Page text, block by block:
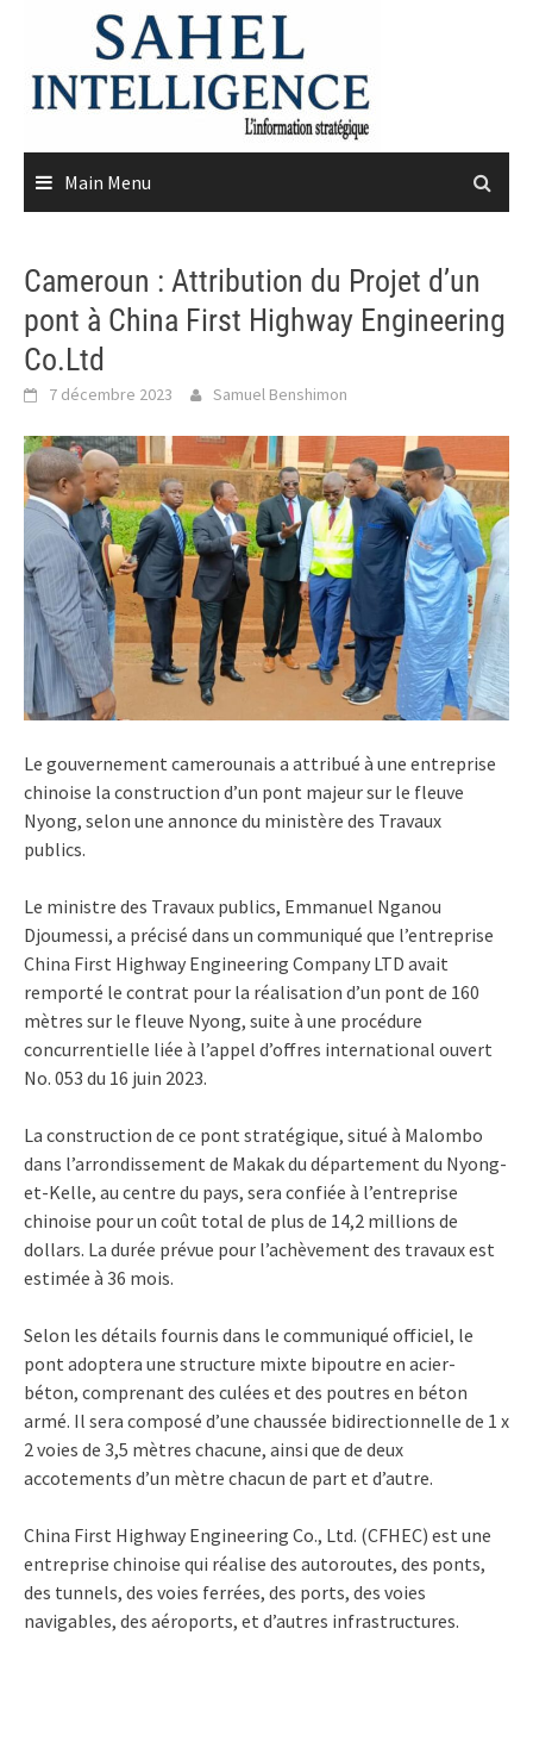
content
Main Menu
Cameroun : Attribution du Projet d’un
pont à China First Highway Engineering
Co.Ltd
7 décembre 2023 Samuel Benshimon
Le gouvernement camerounais a attribué à une entreprise
chinoise la construction d’un pont majeur sur le fleuve
Nyong, selon une annonce du ministère des Travaux
publics.
Le ministre des Travaux publics, Emmanuel Nganou
Djoumessi, a précisé dans un communiqué que l’entreprise
China First Highway Engineering Company LTD avait
remporté le contrat pour la réalisation d’un pont de 160
mètres sur le fleuve Nyong, suite à une procédure
concurrentielle liée à l’appel d’offres international ouvert
No. 053 du 16 juin 2023.
La construction de ce pont stratégique, situé à Malombo
dans l’arrondissement de Makak du département du Nyong-
et-Kelle, au centre du pays, sera confiée à l’entreprise
chinoise pour un coût total de plus de 14,2 millions de
dollars. La durée prévue pour l’achèvement des travaux est
estimée à 36 mois.
Selon les détails fournis dans le communiqué officiel, le
pont adoptera une structure mixte bipoutre en acier-
béton, comprenant des culées et des poutres en béton
armé. Il sera composé d’une chaussée bidirectionnelle de 1 x
2 voies de 3,5 mètres chacune, ainsi que de deux
accotements d’un mètre chacun de part et d’autre.
China First Highway Engineering Co., Ltd. (CFHEC) est une
entreprise chinoise qui réalise des autoroutes, des ponts,
des tunnels, des voies ferrées, des ports, des voies
navigables, des aéroports, et d’autres infrastructures.